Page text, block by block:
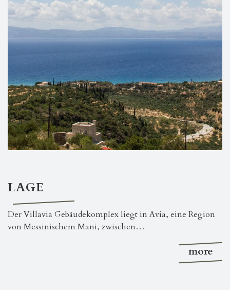
LAGE
Der Villavia Gebäudekomplex liegt in Avia, eine Region
von Messinischem Mani, zwischen…
more